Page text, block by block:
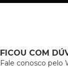
FICOU COM
Fale conosco pelo